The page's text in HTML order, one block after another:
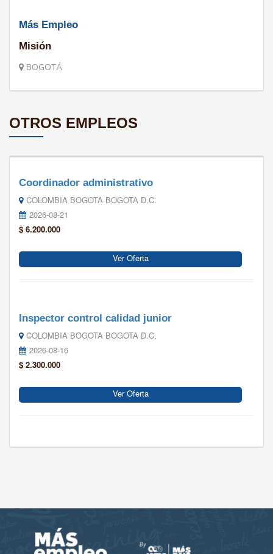
Más Empleo
Misión
BOGOTÁ
OTROS EMPLEOS
Coordinador administrativo
COLOMBIA BOGOTA BOGOTA D.C.
2026-08-21
$ 6.200.000
Ver Oferta
Inspector control calidad junior
COLOMBIA BOGOTA BOGOTA D.C.
2026-08-16
$ 2.300.000
Ver Oferta